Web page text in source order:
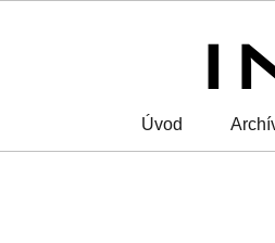
Úvod